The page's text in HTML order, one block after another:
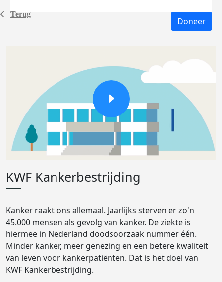
Terug
Doneer
KWF Kankerbestrijding
Kanker raakt ons allemaal. Jaarlijks sterven er zo'n
45.000 mensen als gevolg van kanker. De ziekte is
hiermee in Nederland doodsoorzaak nummer één.
Minder kanker, meer genezing en een betere kwaliteit
van leven voor kankerpatiënten. Dat is het doel van
KWF Kankerbestrijding.